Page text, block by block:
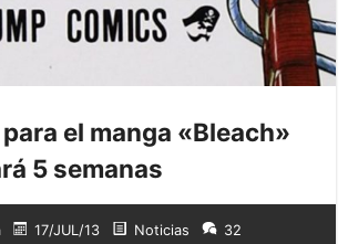
el manga «Bleach»
5 semanas
17/JUL/13 Noticias 32